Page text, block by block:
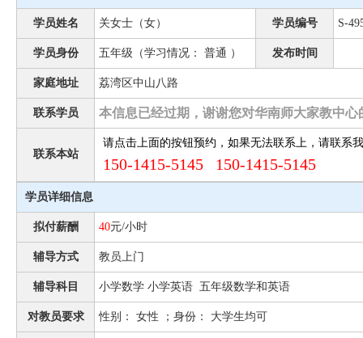
学员姓名 关女士（女） 学员编号 S-
学员身份 五年级（学习情况： 普通 ） 发布时间
家庭地址 荔湾区中山八路
联系学员 本信息已经过期，谢谢您对华南师大家教中心
联系本站
请点击上面的按钮预约，如果无法联系上，请联系
150-1415-5145 150-1415-5145
学员详细信息
拟付薪酬 40元/小时
辅导方式 教员上门
辅导科目 小学数学 小学英语 五年级数学和英语
对教员要求 性别： 女性 ；身份： 大学生均可